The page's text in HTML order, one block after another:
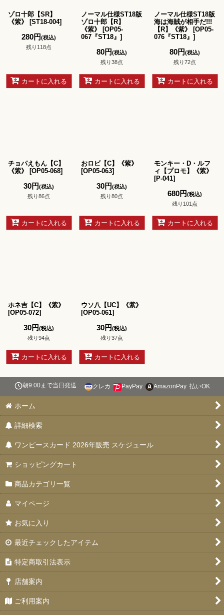
ゾロ十郎【SR】
《紫》
[ST18-004]
280円(税込)
残り118点
カートに入れる
ノーマル仕様ST18版
ゾロ十郎【R】
《紫》
[OP05-
067『ST18』 ]
80円(税込)
残り38点
カートに入れる
ノーマル仕様ST18版
海は海賊が相手だ!!!
【R】《紫》
[OP05-
076『ST18』 ]
80円(税込)
残り72点
カートに入れる
チョパえもん【C】
《紫》
[OP05-068]
30円(税込)
残り86点
カートに入れる
おロビ【C】《紫》
[OP05-063]
30円(税込)
残り80点
カートに入れる
モンキー・D・ルフ
ィ【プロモ】《紫》
[P-041]
680円(税込)
残り101点
カートに入れる
ホネ吉【C】《紫》
[OP05-072]
30円(税込)
残り94点
カートに入れる
ウソ八【UC】《紫》
[OP05-061]
30円(税込)
残り37点
カートに入れる
朝9:00まで当日発送 クレカ PayPay AmazonPay 払いOK
ホーム
詳細検索
ワンピースカード 2026年販売 スケジュール
ショッピングカート
商品カテゴリ一覧
マイページ
お気に入り
最近チェックしたアイテム
特定商取引法表示
店舗案内
ご利用案内